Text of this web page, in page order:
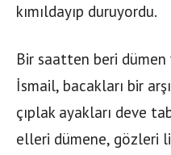
kımıldayıp duruyordu.
Bir saatten beri
İsmail, bacakları bir
çıplak ayakları deve
elleri dümene, gözleri